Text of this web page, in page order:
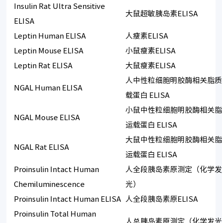
Insulin Rat Ultra Sensitive
ELISA
大鼠超敏胰岛素ELISA
Leptin Human ELISA
人瘦素ELISA
Leptin Mouse ELISA
小鼠瘦素ELISA
Leptin Rat ELISA
大鼠瘦素ELISA
NGAL Human ELISA
人中性粒细胞明胶酶相关脂
载蛋白 ELISA
NGAL Mouse ELISA
小鼠中性粒细胞明胶酶相关
运载蛋白 ELISA
NGAL Rat ELISA
大鼠中性粒细胞明胶酶相关
运载蛋白 ELISA
Proinsulin Intact Human
Chemiluminescence
人全段胰岛素原测定（化学发
光）
Proinsulin Intact Human ELISA
人全段胰岛素原ELISA
Proinsulin Total Human
人总胰岛素原测定（化学发